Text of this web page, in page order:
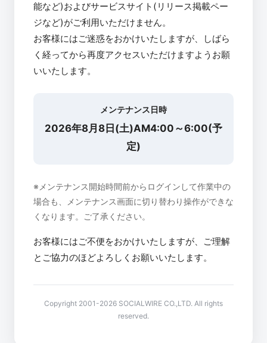
能など)およびサービスサイト(リリース掲載ペー
ジなど)がご利用いただけません。
お客様にはご迷惑をおかけいたしますが、しばら
く経ってから再度アクセスいただけますようお願
いいたします。
メンテナンス日時
2026年8月8日(土)AM4:00～6:00(予
定)
※メンテナンス開始時間前からログインして作業中の
場合も、メンテナンス画面に切り替わり操作ができな
くなります。ご了承ください。
お客様にはご不便をおかけいたしますが、ご理解
とご協力のほどよろしくお願いいたします。
Copyright 2001-2026 SOCIALWIRE CO.,LTD. All rights
reserved.